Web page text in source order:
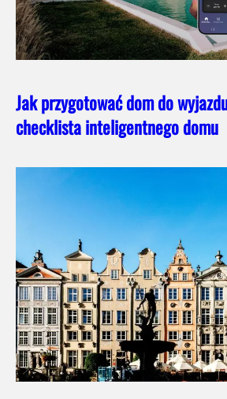
Jak przygotować dom do
checklista inteligentnego domu